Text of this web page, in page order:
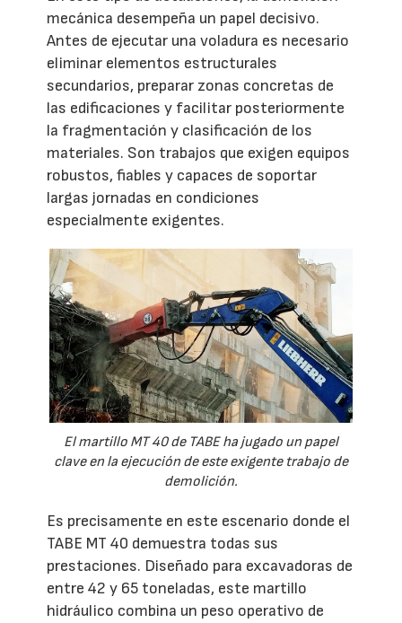
mecánica desempeña un papel decisivo.
Antes de ejecutar una voladura es necesario
eliminar elementos estructurales
secundarios, preparar zonas concretas de
las edificaciones y facilitar posteriormente
la fragmentación y clasificación de los
materiales. Son trabajos que exigen equipos
robustos, fiables y capaces de soportar
largas jornadas en condiciones
especialmente exigentes.
El martillo MT 40 de TABE ha jugado un papel
clave en la ejecución de este exigente trabajo de
demolición.
Es precisamente en este escenario donde el
TABE MT 40 demuestra todas sus
prestaciones. Diseñado para excavadoras de
entre 42 y 65 toneladas, este martillo
hidráulico combina un peso operativo de